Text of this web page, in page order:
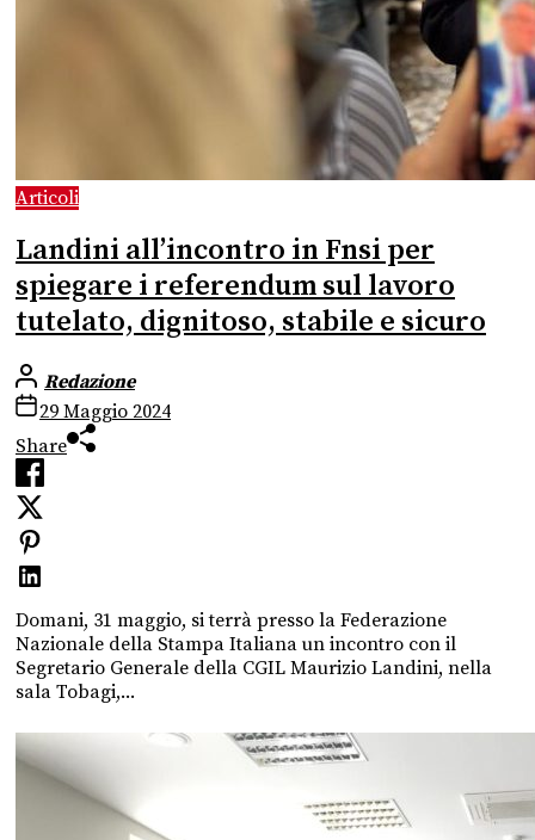
Articoli
Landini all’incontro in Fnsi per
spiegare i referendum sul lavoro
tutelato, dignitoso, stabile e sicuro
Redazione
29 Maggio 2024
Share
Domani, 31 maggio, si terrà presso la Federazione
Nazionale della Stampa Italiana un incontro con il
Segretario Generale della CGIL Maurizio Landini, nella
sala Tobagi,...